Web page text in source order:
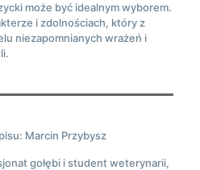
może być idealnym wyborem.
i zdolnościach, który z
niezapomnianych wrażeń i
Marcin Przybysz
gołębi i student weterynarii,